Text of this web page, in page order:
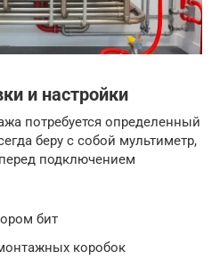
и настройки
потребуется определенный
беру с собой мультиметр,
подключением
бит
коробок